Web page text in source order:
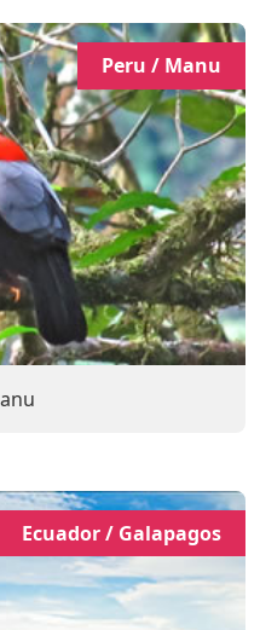
Peru / Manu
Ecuador / Galapagos